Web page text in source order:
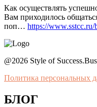
Как осуществлять
Вам приходилось
поп… https://
@2026 Style of
Политика персональных
БЛОГ